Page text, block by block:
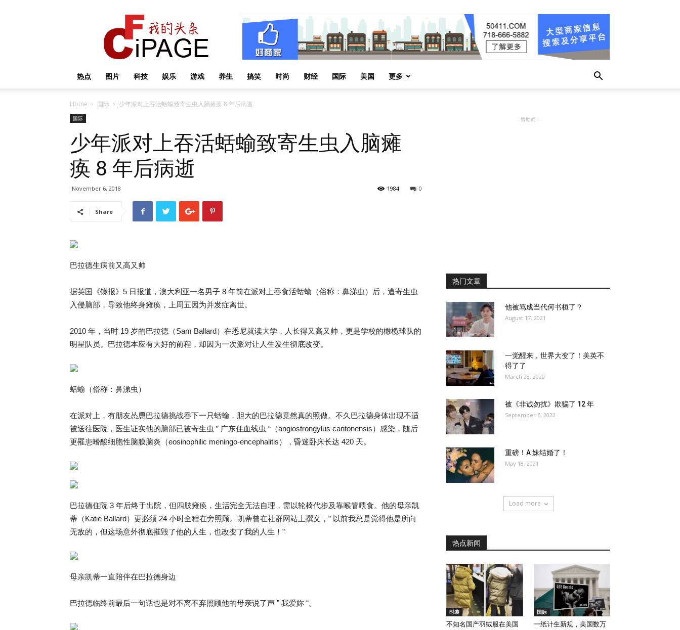
热点 图片 科技 娱乐 游戏 养生 搞笑 时尚 财经 国际 美国 更多
Home 国际 少年派对上吞活蛞蝓致寄生虫入脑瘫痪 8 年后病逝
国际
少年派对上吞活蛞蝓致寄生虫入脑瘫
痪 8 年后病逝
November 6, 2018 0
1984
Share
巴拉德生病前又高又帅
据英国《镜报》5 日报道，澳大利亚一名男子 8 年前在派对上吞食活蛞蝓（俗称：鼻涕虫）后，遭寄生虫
入侵脑部，导致他终身瘫痪，上周五因为并发症离世。
2010 年，当时 19 岁的巴拉德（Sam Ballard）在悉尼就读大学，人长得又高又帅，更是学校的橄榄球队的
明星队员。巴拉德本应有大好的前程，却因为一次派对让人生发生彻底改变。
蛞蝓（俗称：鼻涕虫）
在派对上，有朋友怂恿巴拉德挑战吞下一只蛞蝓，胆大的巴拉德竟然真的照做。不久巴拉德身体出现不适
被送往医院，医生证实他的脑部已被寄生虫 ” 广东住血线虫 “（angiostrongylus cantonensis）感染，随后
更罹患嗜酸细胞性脑膜脑炎（eosinophilic meningo-encephalitis），昏迷卧床长达 420 天。
巴拉德住院 3 年后终于出院，但四肢瘫痪，生活完全无法自理，需以轮椅代步及靠喉管喂食。他的母亲凯
蒂（Katie Ballard）更必须 24 小时全程在旁照顾。凯蒂曾在社群网站上撰文，” 以前我总是觉得他是所向
无敌的，但这场意外彻底摧毁了他的人生，也改变了我的人生！”
母亲凯蒂一直陪伴在巴拉德身边
巴拉德临终前最后一句话也是对不离不弃照顾他的母亲说了声 ” 我爱妳 “。
- 赞助商 -
热门文章
他被骂成当代何书桓了？
August 17, 2021
一觉醒来，世界大变了！美英不
得了了
March 28, 2020
被《非诚勿扰》欺骗了 12 年
September 6, 2022
重磅！A 妹结婚了！
May 18, 2021
Load more
热点新闻
时装
不知名国产羽绒服在美国
国际
一纸计生新规，美国数万